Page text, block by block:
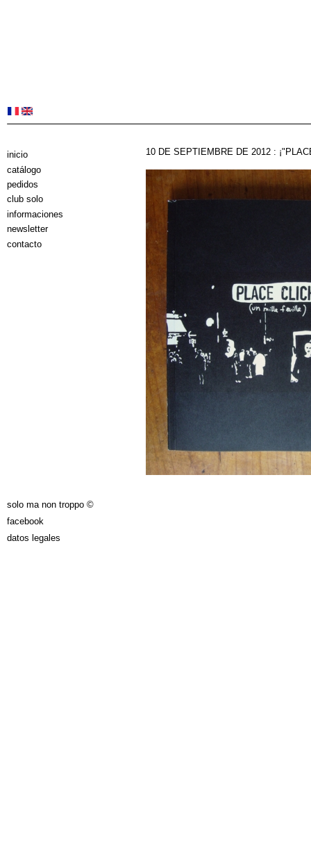
10 DE SEPTIEMBRE DE 2012 :
inicio
catálogo
pedidos
club solo
informaciones
newsletter
contacto
solo ma non troppo ©
facebook
datos legales